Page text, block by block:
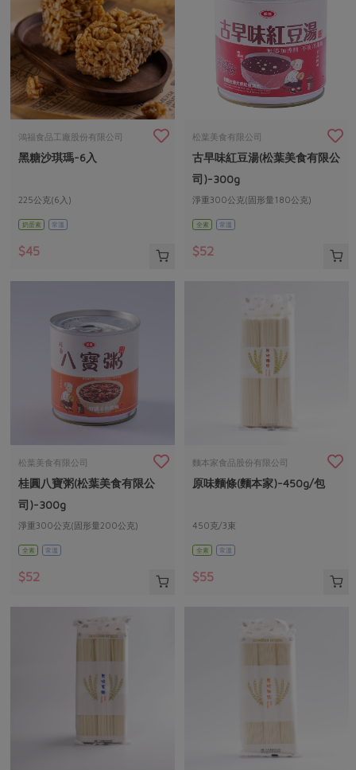
鴻福食品工廠股份有限公司
黑糖沙琪瑪-6入
225公克(6入)
奶蛋素 常溫
$45
松葉美食有限公司
古早味紅豆湯(松葉美食有限公
司)-300g
淨重300公克(固形量180公克)
全素 常溫
$52
松葉美食有限公司
桂圓八寶粥(松葉美食有限公
司)-300g
淨重300公克(固形量200公克)
全素 常溫
$52
麵本家食品股份有限公司
原味麵條(麵本家)-450g/包
450克/3束
全素 常溫
$55